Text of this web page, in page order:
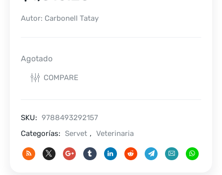
Autor: Carbonell Tatay
Agotado
COMPARE
SKU: 9788493292157
Categorías: Servet , Veterinaria